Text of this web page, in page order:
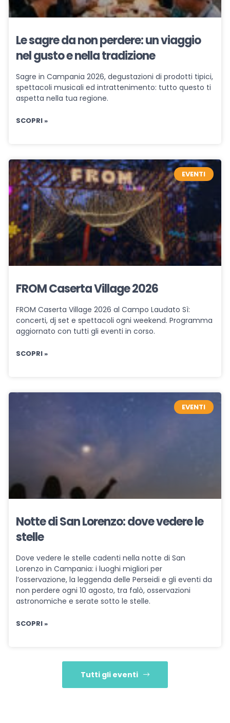
Le sagre da non perdere: un viaggio
nel gusto e nella tradizione
Sagre in Campania 2026, degustazioni di prodotti tipici,
spettacoli musicali ed intrattenimento: tutto questo ti
aspetta nella tua regione.
SCOPRI »
EVENTI
FROM Caserta Village 2026
FROM Caserta Village 2026 al Campo Laudato Sì:
concerti, dj set e spettacoli ogni weekend. Programma
aggiornato con tutti gli eventi in corso.
SCOPRI »
EVENTI
Notte di San Lorenzo: dove vedere le
stelle
Dove vedere le stelle cadenti nella notte di San
Lorenzo in Campania: i luoghi migliori per
l’osservazione, la leggenda delle Perseidi e gli eventi da
non perdere ogni 10 agosto, tra falò, osservazioni
astronomiche e serate sotto le stelle.
SCOPRI »
Tutti gli eventi